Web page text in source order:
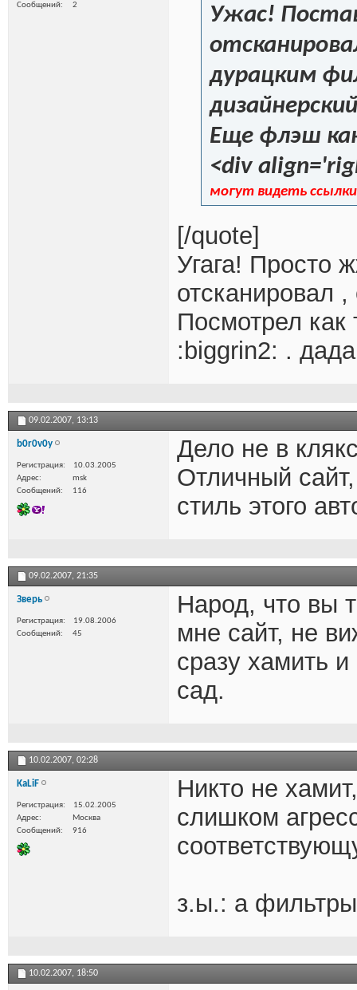
Сообщений
2
Ужас!
дурацким
Еще флэш
<div
могут видеть
[/quote]
Угага! Просто
отсканировал
Посмотрел
:biggrin2: .
09.02.2007, 13:13
b0r0v0y
Регистрация
10.03.2005
Адрес
msk
Сообщений
116
Дело не в
Отличный
стиль этого
09.02.2007, 21:35
Зверь
Регистрация
19.08.2006
Сообщений
45
Народ, что вы
мне сайт, не
сразу хамить
сад.
10.02.2007, 02:28
KaLiF
Регистрация
15.02.2005
Адрес
Москва
Сообщений
916
Никто не
слишком
з.ы.: а
10.02.2007, 18:50